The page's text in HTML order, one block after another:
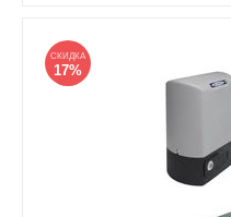
СКИДКА
17%